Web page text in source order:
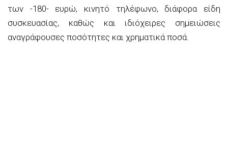
των -180- ευρώ, κινητό τηλέφωνο, διάφορα είδη
συσκευασίας, καθώς και ιδιόχειρες σημειώσεις
αναγράφουσες ποσότητες και χρηματικά ποσά.